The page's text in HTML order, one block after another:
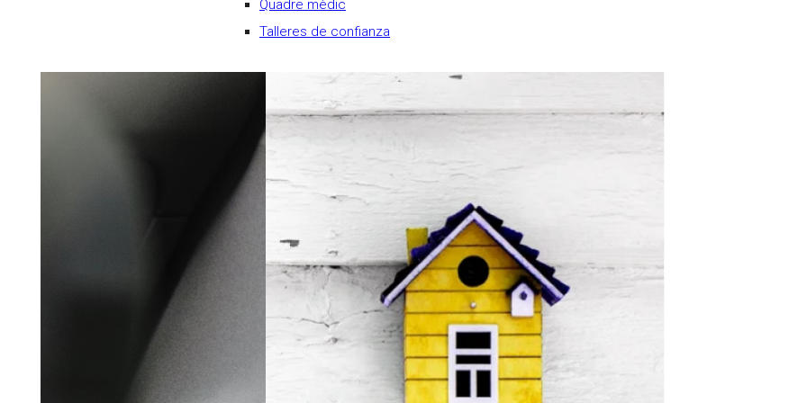
Quadre mèdic
Talleres de confianza